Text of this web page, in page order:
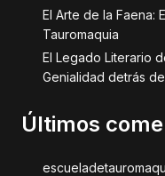
El Arte de la Faena:
Tauromaquia
El Legado Literario
Genialidad detrás de
Últimos